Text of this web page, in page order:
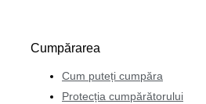
Cumpărarea
Cum puteți cumpăra
Protecția cumpărătorului